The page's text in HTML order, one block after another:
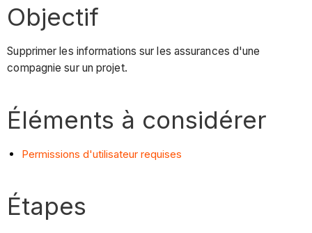
Objectif
Supprimer les informations sur les assurances d'une
compagnie sur un projet.
Éléments à considérer
Permissions d'utilisateur requises
Étapes